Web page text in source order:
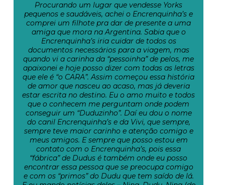
Procurando um lugar que vendesse Yorks
pequenos e saudáveis, achei o Encrenquinha’s e
comprei um filhote pra dar de presente a uma
amiga que mora na Argentina. Sabia que o
Encrenquinha’s iria cuidar de todos os
documentos necessários para a viagem, mas
quando vi a carinha da “pessoinha” de pelos, me
apaixonei e hoje posso dizer com todas as letras
que ele é “o CARA”. Assim começou essa história
de amor que nasceu ao acaso, mas já deveria
estar escrita no destino. Eu o amo muito e todos
que o conhecem me perguntam onde podem
conseguir um “Duduzinho”. Daí eu dou o nome
do canil Encrenquinha’s e da Vivi, que sempre,
sempre teve maior carinho e atenção comigo e
meus amigos. E sempre que posso estou em
contato com o Encrenquinha’s, pois essa
“fábrica” de Dudus é também onde eu posso
encontrar essa pessoa que se preocupa comigo
e com os “primos” do Dudu que tem saído de lá.